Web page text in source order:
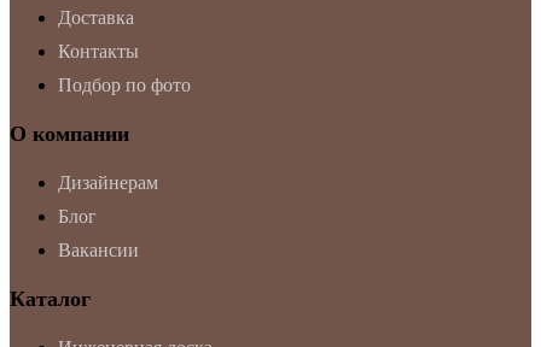
Доставка
Контакты
Подбор по фото
О компании
Дизайнерам
Блог
Вакансии
Каталог